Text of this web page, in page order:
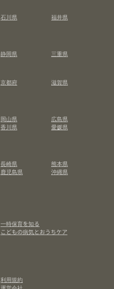
石川県
福井県
静岡県
三重県
京都府
滋賀県
岡山県
広島県
香川県
愛媛県
長崎県
熊本県
鹿児島県 沖縄県
一時保育を知る
こどもの病気とおうちケア
利用規約